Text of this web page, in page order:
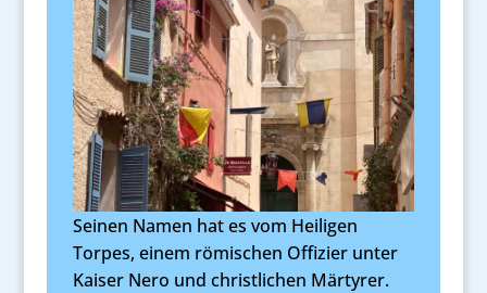
Seinen Namen hat es vom Heiligen
Torpes, einem römischen Offizier unter
Kaiser Nero und christlichen Märtyrer.